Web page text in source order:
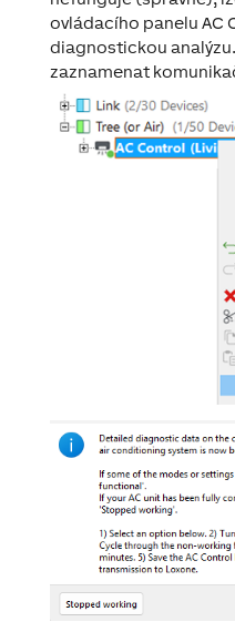
ovládacího panelu AC
diagnostickou
zaznamenat